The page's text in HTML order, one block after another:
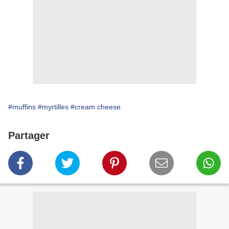
#muffins #myrtilles #cream cheese
Partager